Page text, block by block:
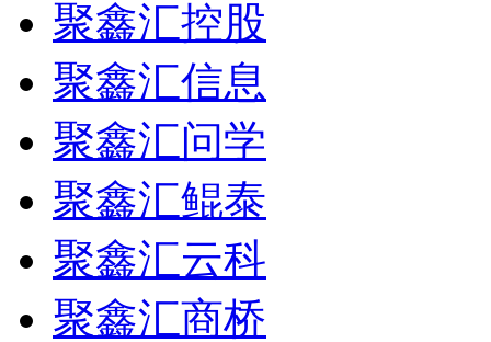
聚鑫汇控股
聚鑫汇信息
聚鑫汇问学
聚鑫汇鲲泰
聚鑫汇云科
聚鑫汇商桥